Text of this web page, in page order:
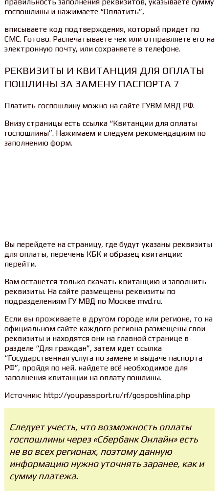
госпошлины и нажимаете “Оплатить”,
вписываете код подтверждения, который придет по
СМС. Готово. Распечатываете чек или отправляете его на
электронную почту, или сохраняете в телефоне.
РЕКВИЗИТЫ И КВИТАНЦИЯ ДЛЯ ОПЛАТЫ
ПОШЛИНЫ ЗА ЗАМЕНУ ПАСПОРТА 7
Платить госпошлину можно на сайте ГУВМ МВД РФ.
Внизу страницы есть ссылка “Квитанции для оплаты
госпошлины”. Нажимаем и следуем рекомендациям по
заполнению форм.
Вы перейдете на страницу, где будут указаны реквизиты
для оплаты, перечень КБК и образец квитанции:
перейти.
Вам останется только скачать квитанцию и заполнить
реквизиты. На сайте размещены реквизиты по
подразделениям ГУ МВД по Москве mvd.ru.
Если вы проживаете в другом городе или регионе, то на
официальном сайте каждого региона размещены свои
реквизиты и находятся они на главной странице в
разделе “Для граждан”, затем идет ссылка
“Государственная услуга по замене и выдаче паспорта
РФ”, пройдя по ней, найдете всё необходимое для
заполнения квитанции на оплату пошлины.
Источник: http://youpassport.ru/rf/gosposhlina.php
Следует учесть, что возможность оплаты
госпошлины через «Сбербанк Онлайн» есть
не во всех регионах, поэтому данную
информацию нужно уточнять заранее, как и
сумму платежа.